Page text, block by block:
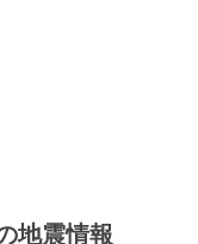
地震情報